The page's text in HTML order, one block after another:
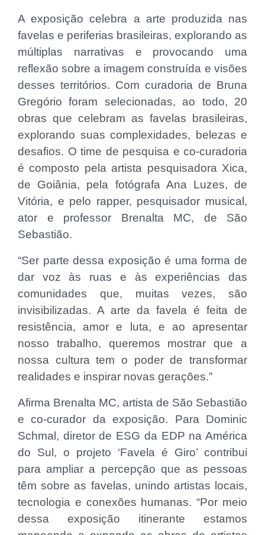
A exposição celebra a arte produzida nas
favelas e periferias brasileiras, explorando as
múltiplas narrativas e provocando uma
reflexão sobre a imagem construída e visões
desses territórios. Com curadoria de Bruna
Gregório foram selecionadas, ao todo, 20
obras que celebram as favelas brasileiras,
explorando suas complexidades, belezas e
desafios. O time de pesquisa e co-curadoria
é composto pela artista pesquisadora Xica,
de Goiânia, pela fotógrafa Ana Luzes, de
Vitória, e pelo rapper, pesquisador musical,
ator e professor Brenalta MC, de São
Sebastião.
“Ser parte dessa exposição é uma forma de
dar voz às ruas e às experiências das
comunidades que, muitas vezes, são
invisibilizadas. A arte da favela é feita de
resistência, amor e luta, e ao apresentar
nosso trabalho, queremos mostrar que a
nossa cultura tem o poder de transformar
realidades e inspirar novas gerações.”
Afirma Brenalta MC, artista de São Sebastião
e co-curador da exposição. Para Dominic
Schmal, diretor de ESG da EDP na América
do Sul, o projeto ‘Favela é Giro’ contribui
para ampliar a percepção que as pessoas
têm sobre as favelas, unindo artistas locais,
tecnologia e conexões humanas. “Por meio
dessa exposição itinerante estamos